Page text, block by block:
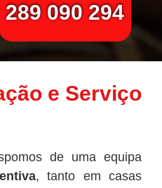
289 090 294
e Serviço
de uma equipa
, tanto em casas